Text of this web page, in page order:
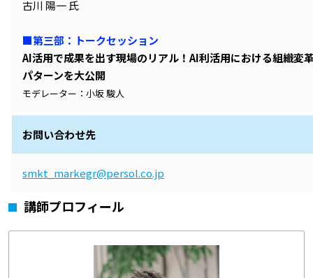
古川 陽一 氏
■第三部：トークセッション
AI活用で成果を出す現場のリアル！AI利活用における組織変
パターンを大公開
モデレーター： 小坂 駿人
お問い合わせ先
smkt_markegr@persol.co.jp
講師プロフィール